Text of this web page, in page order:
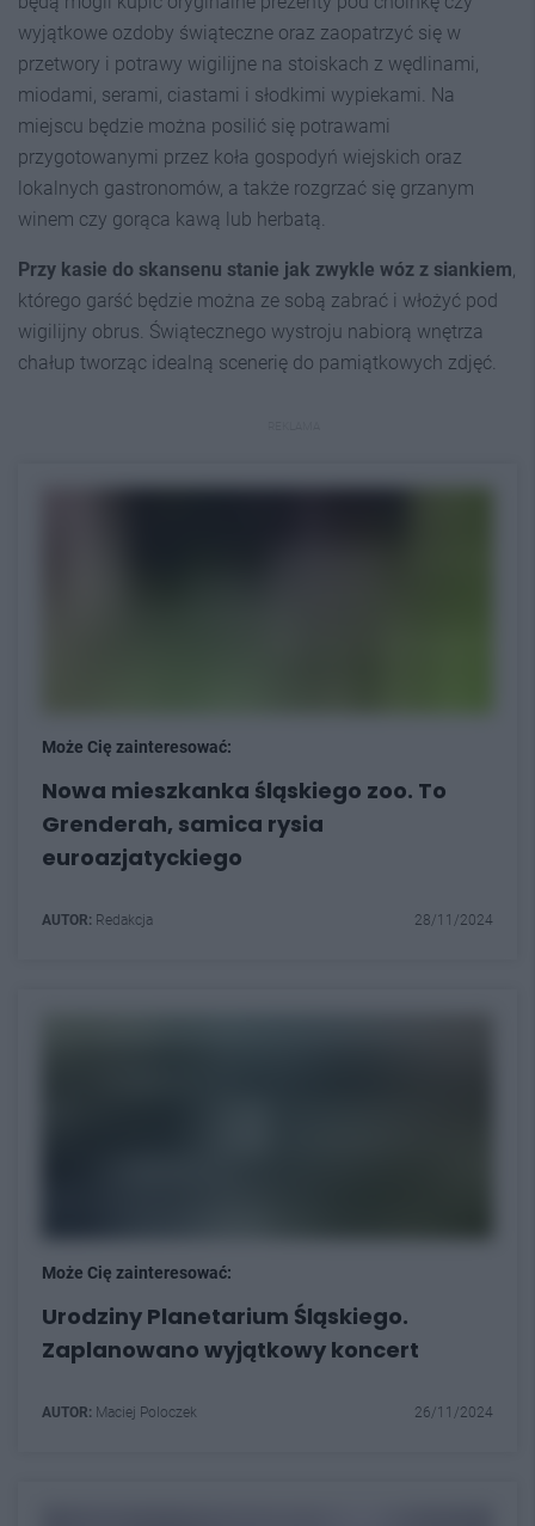
wyjątkowe ozdoby świąteczne oraz zaopatrzyć się w
przetwory i potrawy wigilijne na stoiskach z wędlinami,
miodami, serami, ciastami i słodkimi wypiekami. Na
miejscu będzie można posilić się potrawami
przygotowanymi przez koła gospodyń wiejskich oraz
lokalnych gastronomów, a także rozgrzać się grzanym
winem czy gorąca kawą lub herbatą.
Przy kasie do skansenu stanie jak zwykle wóz z siankiem,
którego garść będzie można ze sobą zabrać i włożyć pod
wigilijny obrus. Świątecznego wystroju nabiorą wnętrza
chałup tworząc idealną scenerię do pamiątkowych zdjęć.
Może Cię zainteresować:
Nowa mieszkanka śląskiego zoo. To
Grenderah, samica rysia
euroazjatyckiego
AUTOR: Redakcja 28/11/2024
Może Cię zainteresować:
Urodziny Planetarium Śląskiego.
Zaplanowano wyjątkowy koncert
AUTOR: Maciej Poloczek 26/11/2024